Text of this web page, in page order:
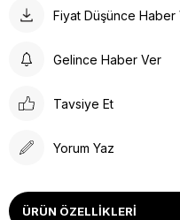
Fiyat Düşünce Haber
Gelince Haber Ver
Tavsiye Et
Yorum Yaz
ÜRÜN ÖZELLIKLERI